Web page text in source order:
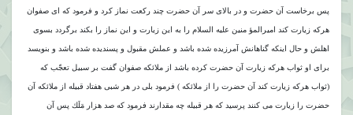
پس برخاست آن حضرت و در بالاى سر آن حضرت چند ركعت نماز كرد و فرمود كه اى صفوان
هركه زيارت كند اميرالمؤ منين عليه السلام را به اين زيارت و اين نماز را بكند برگردد بسوى
اهلش و حال اينكه گناهانش آمرزيده شده باشد و عملش مقبول و پسنديده شده باشد و بنويسد
براى او ثواب هركه زيارت آن حضرت كرده باشد از ملائكه صفوان گفت بر سبيل تعجّب كه
(ثواب هركه زيارت كند آن حضرت را از ملائكه ) فرمود بلى در هر شبى هفتاد قبيله از ملائكه آن
حضرت را زيارت مى كنند پرسيد كه هر قبيله چه مقدارند فرمود كه صد هزار مَلَك پس آن